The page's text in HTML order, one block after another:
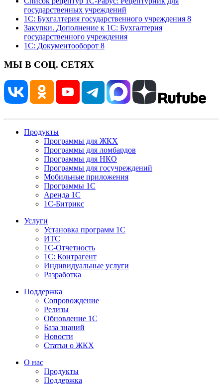
государственных учреждений
1С: Бухгалтерия государственного учреждения 8
Закупки. Дополнение к 1С: Бухгалтерия
государственного учреждения
1С: Документооборот 8
МЫ В СОЦ. СЕТЯХ
Продукты
Программы для ЖКХ
Программы для ломбардов
Программы для НКО
Программы для госучреждений
Мобильные приложения
Программы 1С
Аренда 1С
1С-Битрикс
Услуги
Установка программ 1С
ИТС
1С-Отчетность
1С: Контрагент
Индивидуальные услуги
Разработка
Поддержка
Сопровождение
Релизы
Обновление 1С
База знаний
Новости
Статьи о ЖКХ
О нас
Продукты
Поддержка